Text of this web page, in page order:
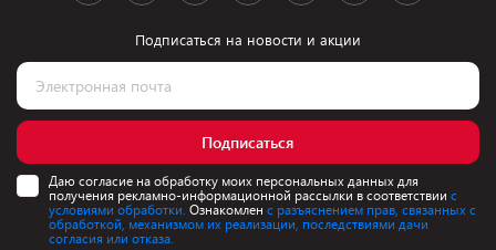
Подписаться на новости и акции
Подписаться
Даю согласие на обработку моих персональных данных для
получения рекламно-информационной рассылки в соответствии с
условиями обработки. Ознакомлен с разъяснением прав, связанных с
обработкой, механизмом их реализации, последствиями дачи
согласия или отказа.